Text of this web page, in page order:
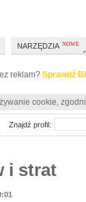
reklam? Sprawdź
cookie,
i strat
Znajdź profil:
NARZĘDZIA